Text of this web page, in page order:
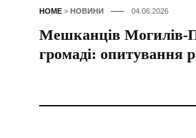
HOME > НОВИНИ 04.06.2026
Мешканців Могилів-
громаді: опитування